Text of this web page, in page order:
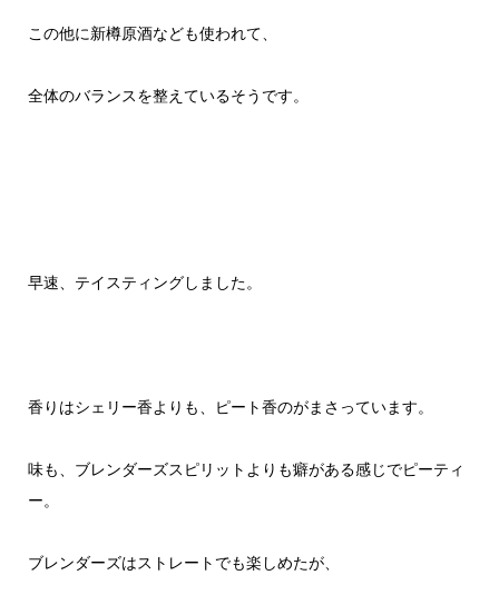
この他に新樽原酒なども使われて、
全体のバランスを整えているそうです。
早速、テイスティングしました。
香りはシェリー香よりも、ピート香のがまさっています。
味も、ブレンダーズスピリットよりも癖がある感じでピーティ
ー。
ブレンダーズはストレートでも楽しめたが、